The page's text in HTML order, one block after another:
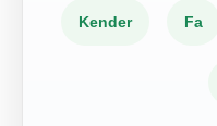
Kender Fa